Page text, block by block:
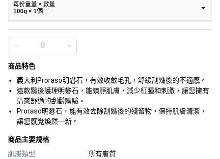
每份重量 × 數量
100g × 1個
商品特色
義大利Proraso明礬石，有效收斂毛孔，舒緩刮鬍後的不適感。
這款鬍後護理明礬石，能鎮靜肌膚，減少紅腫和刺激，讓您擁有
清爽舒適的刮鬍體驗。
Proraso明礬石，能有效去除刮鬍後的殘留物，保持肌膚清潔，
讓您感覺煥然一新。
商品主要規格
肌膚類型
所有膚質